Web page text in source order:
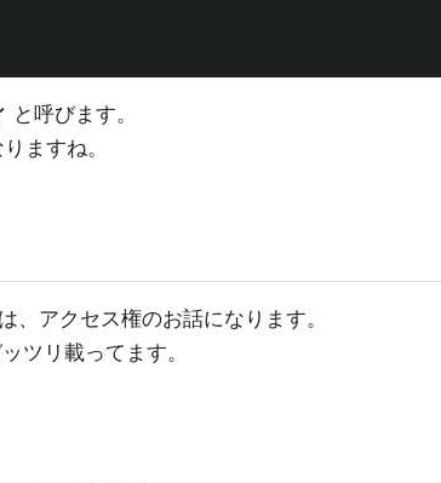
と呼びます。
ますね。
アクセス権のお話になります。
ツリ載ってます。